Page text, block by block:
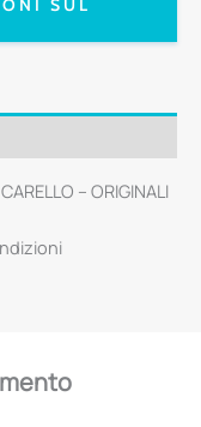
SUL
– ORIGINALI